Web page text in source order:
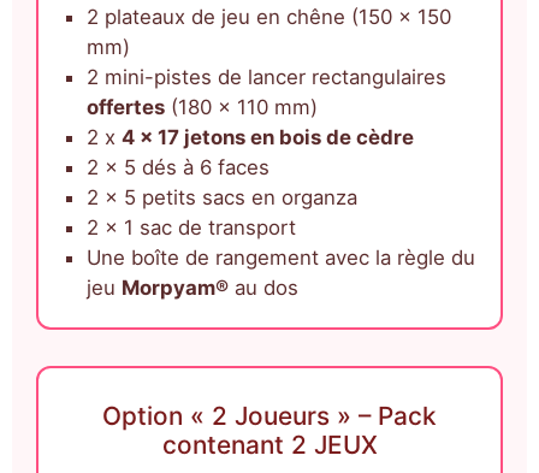
2 plateaux de jeu en chêne (150 x 150
mm)
2 mini-pistes de lancer rectangulaires
offertes (180 x 110 mm)
2 x 4 x 17 jetons en bois de cèdre
2 x 5 dés à 6 faces
2 x 5 petits sacs en organza
2 x 1 sac de transport
Une boîte de rangement avec la règle du
jeu Morpyam® au dos
Option « 2 Joueurs » – Pack
contenant 2 JEUX